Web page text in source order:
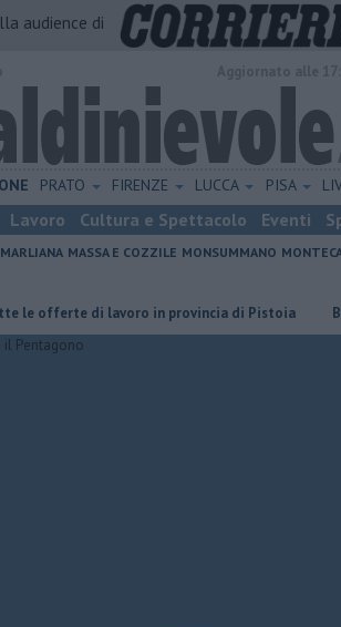
audience di
PRATO FIRENZE LUCCA PISA
Lavoro Cultura e Spettacolo Eventi
MARLIANA MASSA E COZZILE MONSUMMANO
di lavoro in provincia di Pistoia